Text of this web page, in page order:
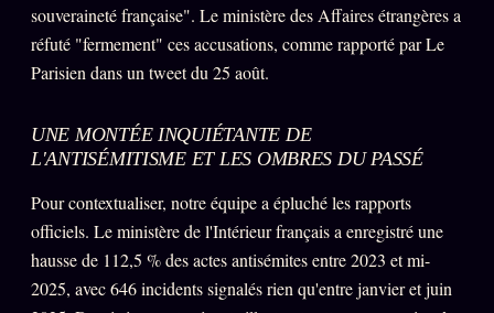
Manifeste pricing
Se connecter
Z/S SYSTEMS
BRAINS MODELS 2017
GENERIC ARCHITECTS2018
Archives SMK
souveraineté française". Le ministère des Affaires étrangères a
réfuté "fermement" ces accusations, comme rapporté par Le
Parisien dans un tweet du 25 août.
UNE MONTÉE INQUIÉTANTE DE
L'ANTISÉMITISME ET LES OMBRES DU PASSÉ
Pour contextualiser, notre équipe a épluché les rapports
officiels. Le ministère de l'Intérieur français a enregistré une
hausse de 112,5 % des actes antisémites entre 2023 et mi-
2025, avec 646 incidents signalés rien qu'entre janvier et juin